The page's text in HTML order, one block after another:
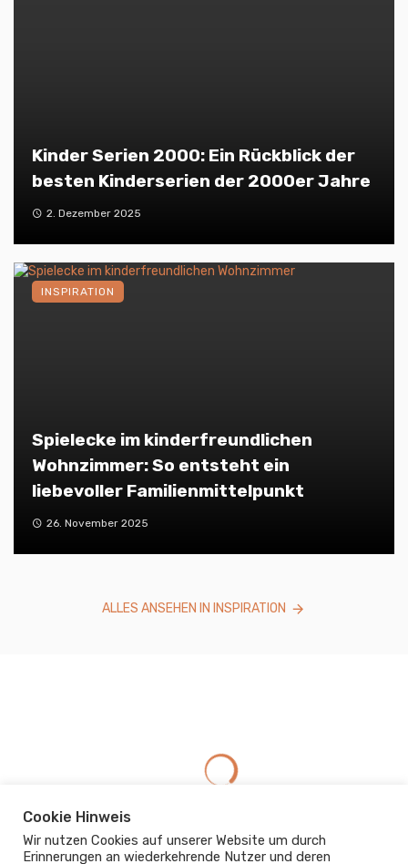
Kinder Serien 2000: Ein Rückblick der
besten Kinderserien der 2000er Jahre
2. Dezember 2025
Spielecke im kinderfreundlichen
Wohnzimmer: So entsteht ein
liebevoller Familienmittelpunkt
26. November 2025
INSPIRATION
ALLES ANSEHEN IN INSPIRATION
Cookie Hinweis
Wir nutzen Cookies auf unserer Website um durch
Erinnerungen an wiederkehrende Nutzer und deren